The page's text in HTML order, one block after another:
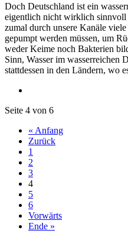
Doch Deutschland ist ein
eigentlich nicht wirklich sinnvoll
zumal durch unsere Kanäle
gepumpt werden müssen, um
weder Keime noch Bakterien
Sinn, Wasser im wasserreichen
stattdessen in den Ländern, wo
Seite 4 von 6
« Anfang
Zurück
1
2
3
4
5
6
Vorwärts
Ende »